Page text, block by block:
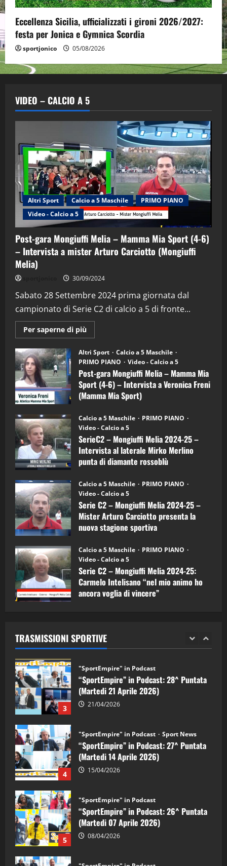
Eccellenza Sicilia, ufficializzati i gironi 2026/2027:
festa per Jonica e Gymnica Scordia
sportjonico 05/08/2026
VIDEO – CALCIO A 5
Altri Sport Calcio a 5 Maschile
PRIMO PIANO
Video - Calcio a 5
Post-gara Mongiuffi Melia – Mamma Mia Sport (4-6)
– Intervista a mister Arturo Carciotto (Mongiuffi
Melia)
30/09/2024
Sabato 28 Settembre 2024 prima giornata dal
campionato di Serie C2 di calcio a 5 di fronte...
Per saperne di più
informazioni
Post-
gara
Mongiuffi
Melia
–
Mamma
Mia
Sport
6)
–
Intervista
a
mister
Arturo
Carciotto
(Mongiuffi
Altri Sport
Calcio a 5 Maschile
PRIMO PIANO
Video - Calcio a 5
Post-gara Mongiuffi Melia – Mamma Mia
Sport (4-6) – Intervista a Veronica Freni
(Mamma Mia Sport)
Calcio a 5 Maschile
PRIMO PIANO
Video - Calcio a 5
SerieC2 – Mongiuffi Melia 2024-25 –
Intervista al laterale Mirko Merlino
punta di diamante rossoblù
Calcio a 5 Maschile
PRIMO PIANO
Video - Calcio a 5
Serie C2 – Mongiuffi Melia 2024-25 –
Mister Arturo Carciotto presenta la
nuova stagione sportiva
Calcio a 5 Maschile
PRIMO PIANO
Video - Calcio a 5
Serie C2 – Mongiuffi Melia 2024-25:
Carmelo Intelisano “nel mio animo ho
ancora voglia di vincere”
TRASMISSIONI SPORTIVE
2
"SportEmpire" in Podcast Sport News
“SportEmpire” in Podcast: 29^ Puntata
(Martedi 28 Aprile 2026)
28/04/2026
3
“SportEmpire” in Podcast: 28^ Puntata
(Martedi 21 Aprile 2026)
21/04/2026
4
"SportEmpire" in Podcast
“SportEmpire” in Podcast: 27^ Puntata
(Martedi 14 Aprile 2026)
15/04/2026
5
“SportEmpire” in Podcast: 26^ Puntata
(Martedi 07 Aprile 2026)
08/04/2026
1
“SportEmpire” in Podcast: 30^ Puntata
(Martedi 05 Maggio 2026)
08/05/2026
2
“SportEmpire” in Podcast: 29^ Puntata
(Martedi 28 Aprile 2026)
28/04/2026
3 21/04/2026
4
"SportEmpire" in Podcast
“SportEmpire” in Podcast: 27^ Puntata
(Martedi 14 Aprile 2026)
15/04/2026
5
"SportEmpire" in Podcast
“SportEmpire” in Podcast: 26^ Puntata
(Martedi 07 Aprile 2026)
08/04/2026
1
"SportEmpire" in Podcast
“SportEmpire” in Podcast: 30^ Puntata
(Martedi 05 Maggio 2026)
08/05/2026